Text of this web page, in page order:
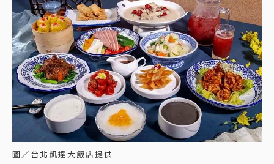
圖／台北凱達大飯店提供